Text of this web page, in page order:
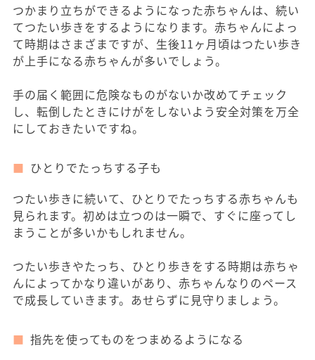
つかまり立ちができるようになった赤ちゃんは、続い
てつたい歩きをするようになります。赤ちゃんによっ
て時期はさまざまですが、生後11ヶ月頃はつたい歩き
が上手になる赤ちゃんが多いでしょう。
手の届く範囲に危険なものがないか改めてチェック
し、転倒したときにけがをしないよう安全対策を万全
にしておきたいですね。
ひとりでたっちする子も
つたい歩きに続いて、ひとりでたっちする赤ちゃんも
見られます。初めは立つのは一瞬で、すぐに座ってし
まうことが多いかもしれません。
つたい歩きやたっち、ひとり歩きをする時期は赤ちゃ
んによってかなり違いがあり、赤ちゃんなりのペース
で成長していきます。あせらずに見守りましょう。
指先を使ってものをつまめるようになる